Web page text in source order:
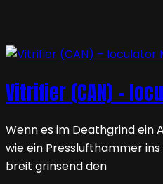
Vitrifier (CAN) –
Wenn es im Deathgrind ein
wie ein Presslufthammer
breit grinsend den